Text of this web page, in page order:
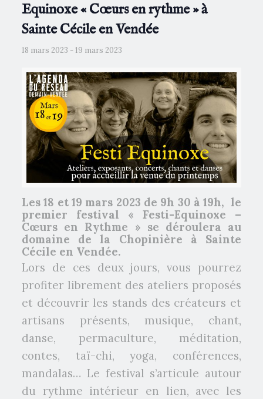
Equinoxe « Cœurs en rythme » à
Sainte Cécile en Vendée
18 mars 2023 -19 mars 2023
Les 18 et 19 mars 2023 de 9h 30 à 19h, le
premier festival « Festi-Equinoxe –
Cœurs en Rythme » se déroulera au
domaine de la Chopinière à Sainte
Cécile en Vendée.
Lors de ces deux jours, vous pourrez
profiter librement des ateliers proposés
et découvrir les stands des créateurs et
artisans présents, musique, chant,
danse, permaculture, méditation,
contes, taï-chi, yoga, conférences,
mandalas… Le festival s’articule autour
du rythme intérieur en lien, avec les